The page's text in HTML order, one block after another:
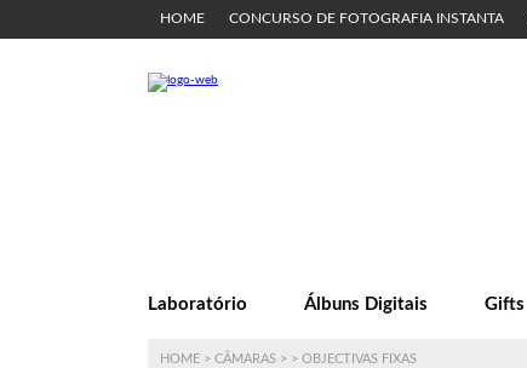
HOME CONCURSO DE FOTOGRAFIA INSTANTA
Laboratório Álbuns Digitais Gifts
HOME > CÂMARAS > > OBJECTIVAS FIXAS